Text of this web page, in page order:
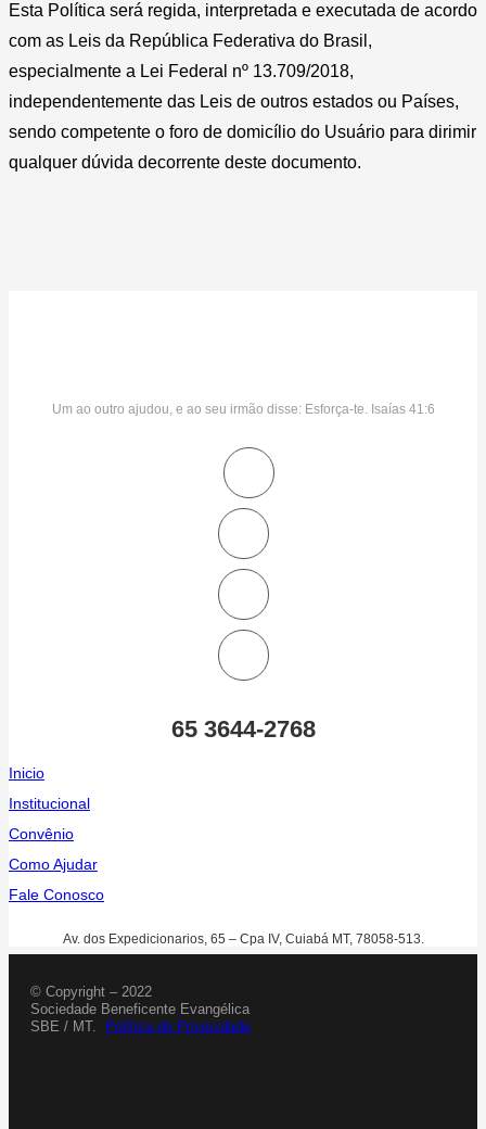
Esta Política será regida, interpretada e executada de acordo
com as Leis da República Federativa do Brasil,
especialmente a Lei Federal nº 13.709/2018,
independentemente das Leis de outros estados ou Países,
sendo competente o foro de domicílio do Usuário para dirimir
qualquer dúvida decorrente deste documento.
Um ao outro ajudou, e ao seu irmão disse: Esforça-te. Isaías 41:6
65 3644-2768
Inicio
Institucional
Convênio
Como Ajudar
Fale Conosco
Av. dos Expedicionarios, 65 – Cpa IV, Cuiabá MT, 78058-513.
© Copyright – 2022
Sociedade Beneficente Evangélica
SBE / MT.
Política de Privacidade